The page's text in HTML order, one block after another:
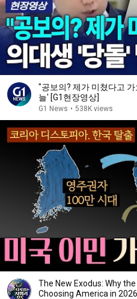
"공보의? 제가 미쳤다고
늘' [G1현장영상]
G1 News • 538K views
The New Exodus: Why
Choosing America in 2026